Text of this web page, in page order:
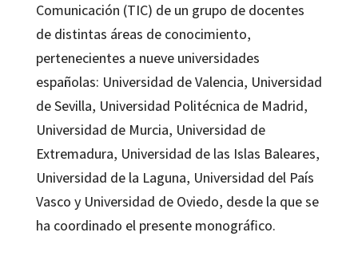
Comunicación (TIC) de un grupo de docentes
de distintas áreas de conocimiento,
pertenecientes a nueve universidades
españolas: Universidad de Valencia, Universidad
de Sevilla, Universidad Politécnica de Madrid,
Universidad de Murcia, Universidad de
Extremadura, Universidad de las Islas Baleares,
Universidad de la Laguna, Universidad del País
Vasco y Universidad de Oviedo, desde la que se
ha coordinado el presente monográfico.